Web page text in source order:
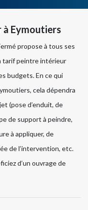
Eymoutiers
propose à tous ses
tarif peintre intérieur
budgets. En ce qui
cela dépendra
(pose d’enduit, de
de support à peindre,
à appliquer, de
de l’intervention, etc.
d’un ouvrage de